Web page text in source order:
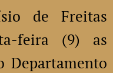
de Freitas
feira (9) as
Departamento